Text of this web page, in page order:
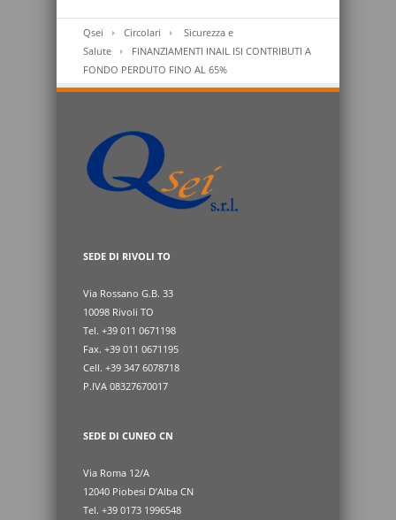
Qsei Circolari
Sicurezza e
Salute
FINANZIAMENTI INAIL ISI CONTRIBUTI A
FONDO PERDUTO FINO AL 65%
SEDE DI RIVOLI TO
Via Rossano G.B. 33
10098 Rivoli TO
Tel. +39 011 0671198
Fax. +39 011 0671195
Cell. +39 347 6078718
P.IVA 08327670017
SEDE DI CUNEO CN
Via Roma 12/A
12040 Piobesi D’Alba CN
Tel. +39 0173 1996548